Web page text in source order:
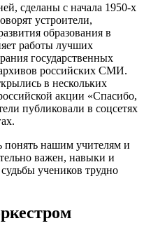
сделаны с начала 1950-х
устроители,
образования в
работы лучших
государственных
российских СМИ.
в нескольких
акции «Спасибо,
публиковали в соцсетях
понять нашим учителям и
важен, навыки и
учеников трудно